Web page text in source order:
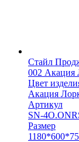
Стайл
002 Акация
Цвет
Акация
Артикул
SN-
Размер